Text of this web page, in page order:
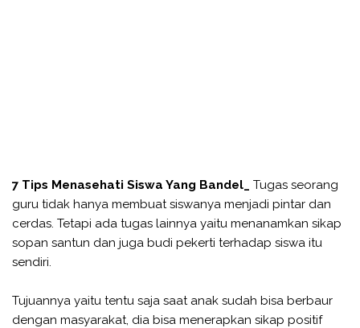
7 Tips Menasehati Siswa Yang Bandel_
Tugas seorang
guru tidak hanya membuat siswanya menjadi pintar dan
cerdas. Tetapi ada tugas lainnya yaitu menanamkan sikap
sopan santun dan juga budi pekerti terhadap siswa itu
sendiri.
Tujuannya yaitu tentu saja saat anak sudah bisa berbaur
dengan masyarakat, dia bisa menerapkan sikap positif